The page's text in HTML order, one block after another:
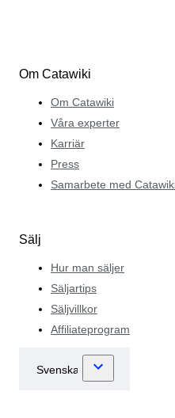
Om Catawiki
Om Catawiki
Våra experter
Karriär
Press
Samarbete med
Sälj
Hur man säljer
Säljartips
Säljvillkor
Affiliateprogram